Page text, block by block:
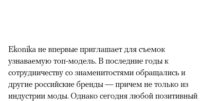
Ekonika не впервые приглашает для съемок
узнаваемую топ-модель. В последние годы к
сотрудничеству со знаменитостями обращались и
другие российские бренды — причем не только из
индустрии моды. Однако сегодня любой позитивный